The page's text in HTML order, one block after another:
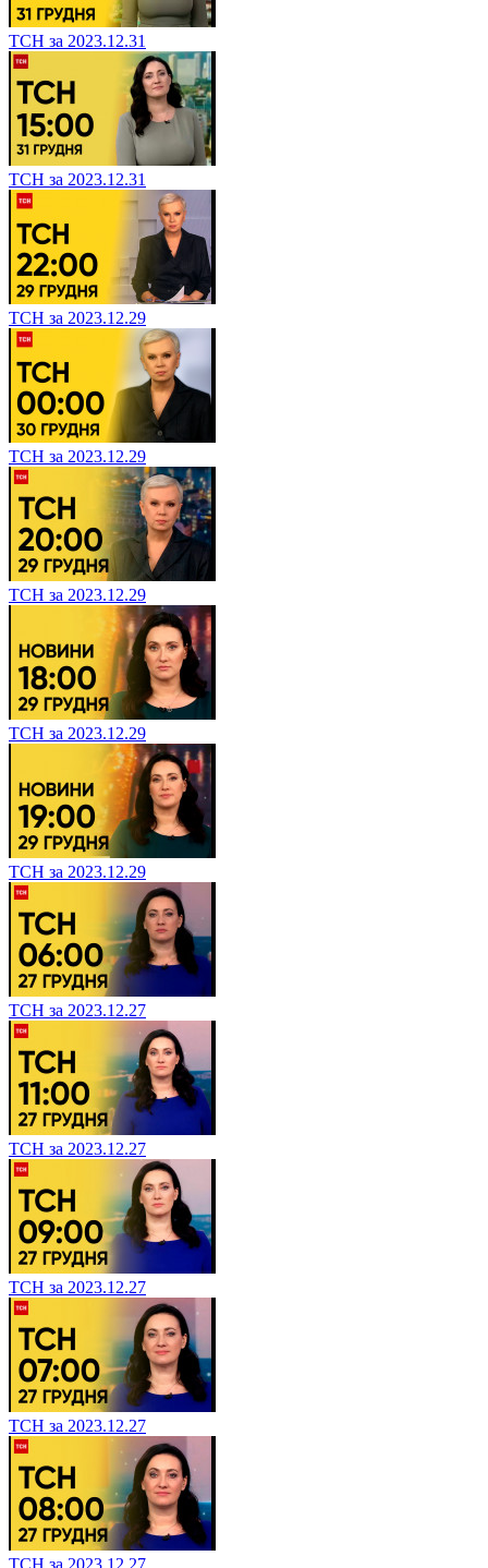
ТСН за 2023.12.31
ТСН за 2023.12.31
ТСН за 2023.12.29
ТСН за 2023.12.29
ТСН за 2023.12.29
ТСН за 2023.12.29
ТСН за 2023.12.29
ТСН за 2023.12.27
ТСН за 2023.12.27
ТСН за 2023.12.27
ТСН за 2023.12.27
ТСН за 2023.12.27